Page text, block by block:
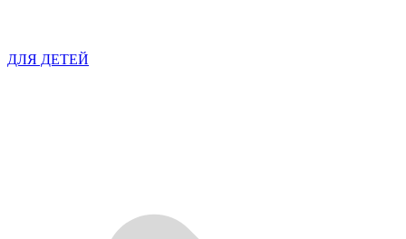
ДЛЯ ДЕТЕЙ